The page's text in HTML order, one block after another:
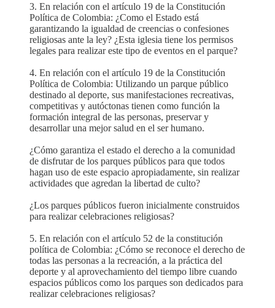
3. En relación con el artículo 19 de la Constitución
Política de Colombia: ¿Como el Estado está
garantizando la igualdad de creencias o confesiones
religiosas ante la ley? ¿Esta iglesia tiene los permisos
legales para realizar este tipo de eventos en el parque?
4. En relación con el artículo 19 de la Constitución
Política de Colombia: Utilizando un parque público
destinado al deporte, sus manifestaciones recreativas,
competitivas y autóctonas tienen como función la
formación integral de las personas, preservar y
desarrollar una mejor salud en el ser humano.
¿Cómo garantiza el estado el derecho a la comunidad
de disfrutar de los parques públicos para que todos
hagan uso de este espacio apropiadamente, sin realizar
actividades que agredan la libertad de culto?
¿Los parques públicos fueron inicialmente construidos
para realizar celebraciones religiosas?
5. En relación con el artículo 52 de la constitución
política de Colombia: ¿Cómo se reconoce el derecho de
todas las personas a la recreación, a la práctica del
deporte y al aprovechamiento del tiempo libre cuando
espacios públicos como los parques son dedicados para
realizar celebraciones religiosas?